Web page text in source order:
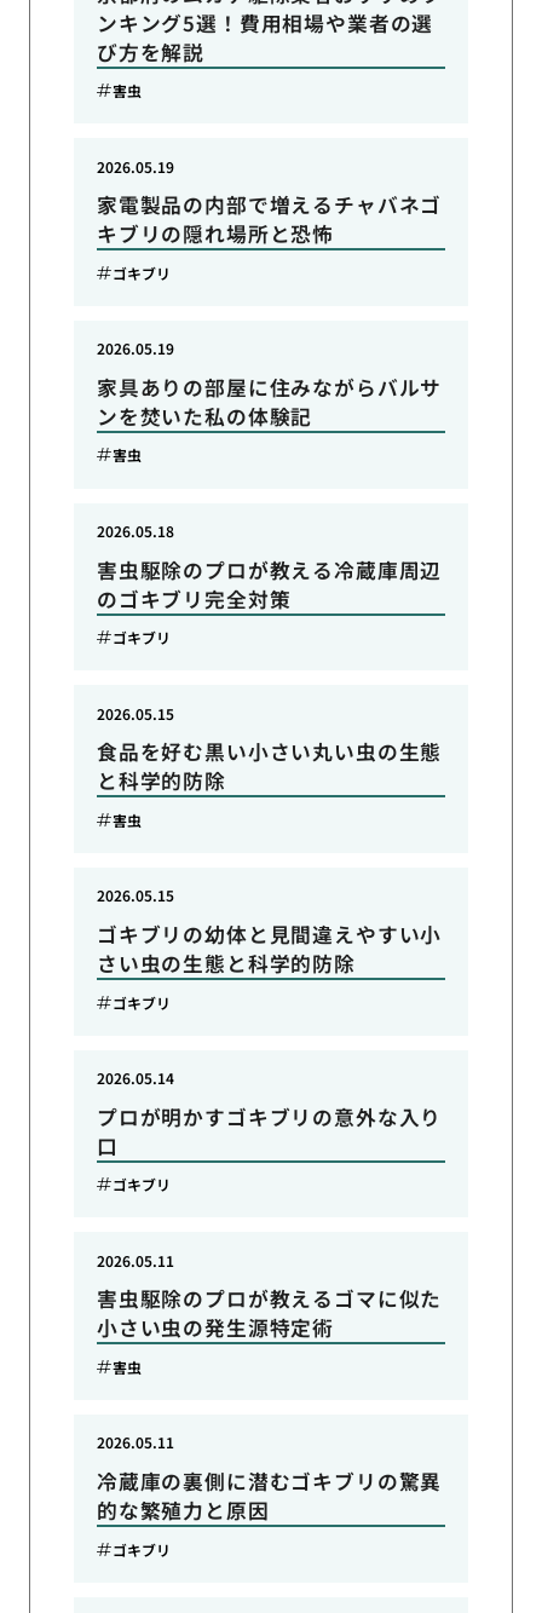
ンキング5選！費用相場や業者の選
び方を解説
害虫
家電製品の内部で増えるチャバネゴ
キブリの隠れ場所と恐怖
2026.05.19
ゴキブリ
家具ありの部屋に住みながらバルサ
ンを焚いた私の体験記
2026.05.19
害虫
害虫駆除のプロが教える冷蔵庫周辺
のゴキブリ完全対策
2026.05.18
ゴキブリ
食品を好む黒い小さい丸い虫の生態
と科学的防除
2026.05.15
害虫
ゴキブリの幼体と見間違えやすい小
さい虫の生態と科学的防除
2026.05.15
ゴキブリ
プロが明かすゴキブリの意外な入り
口
2026.05.14
ゴキブリ
害虫駆除のプロが教えるゴマに似た
小さい虫の発生源特定術
2026.05.11
害虫
冷蔵庫の裏側に潜むゴキブリの驚異
的な繁殖力と原因
2026.05.11
ゴキブリ